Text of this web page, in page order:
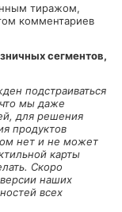
тиражом,
комментариев
сегментов,
подстраиваться
мы даже
для решения
продуктов
нет и не может
карты
Скоро
наших
всех